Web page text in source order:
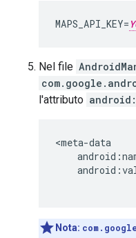
MAPS_API_KEY=
Nel file
l'attributo
<meta-data
Nota: